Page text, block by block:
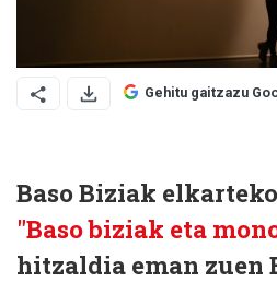
Gehitu gaitzazu
Baso Biziak
"Baso biziak eta
hitzaldia eman zuen